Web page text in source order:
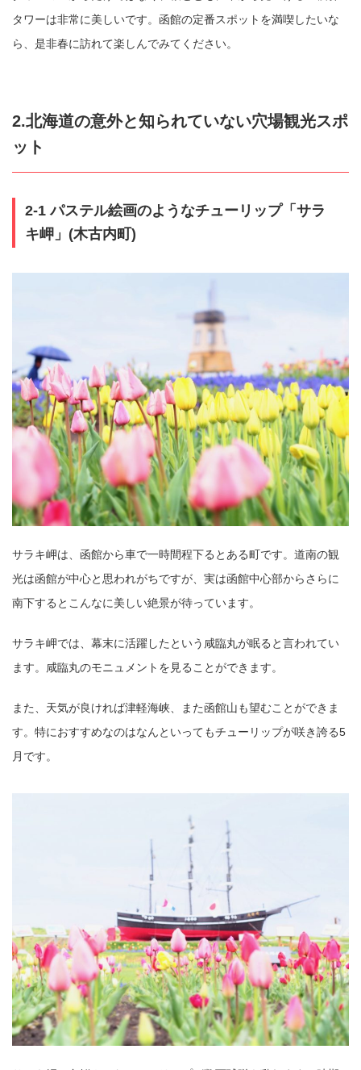
タワーは非常に美しいです。函館の定番スポットを満喫したいな
ら、是非春に訪れて楽しんでみてください。
2.北海道の意外と知られていない穴場観光スポ
ット
2-1 パステル絵画のようなチューリップ「サラ
キ岬」(木古内町)
サラキ岬は、函館から車で一時間程下るとある町です。道南の観
光は函館が中心と思われがちですが、実は函館中心部からさらに
南下するとこんなに美しい絶景が待っています。
サラキ岬では、幕末に活躍したという咸臨丸が眠ると言われてい
ます。咸臨丸のモニュメントを見ることができます。
また、天気が良ければ津軽海峡、また函館山も望むことができま
す。特におすすめなのはなんといってもチューリップが咲き誇る5
月です。